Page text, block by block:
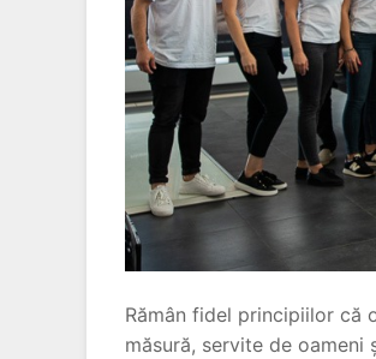
Rămân fidel principiilor că
măsură, servite de